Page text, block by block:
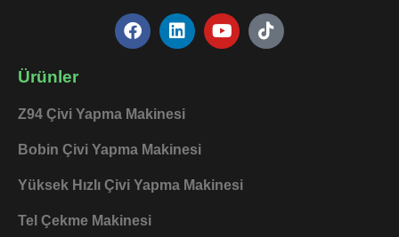
F
a
o
k
L
i
d
n
Y
o
T
i
Ürünler
Z94 Çivi Yapma Makinesi
Bobin Çivi Yapma Makinesi
Yüksek Hızlı Çivi Yapma Makinesi
Tel Çekme Makinesi